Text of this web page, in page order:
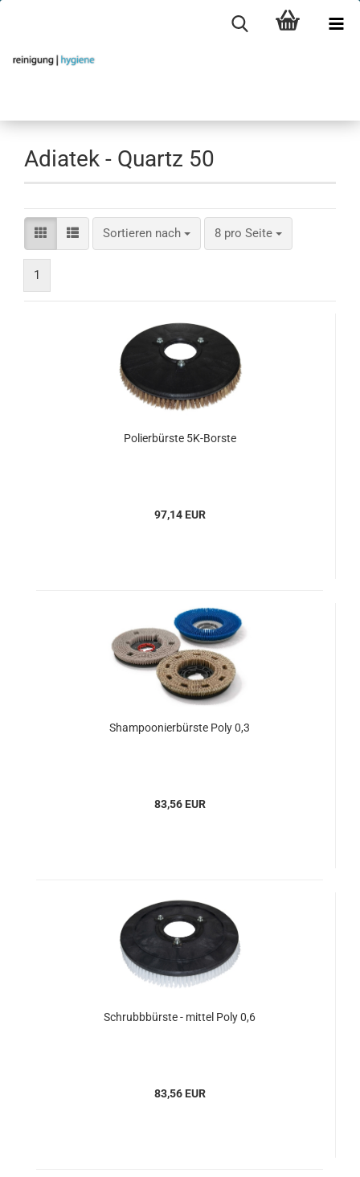
Adiatek - Quartz 50
Sortieren nach
Sortieren nach 8 pro Seite
pro Seite
1
Polierbürste 5K-Borste
97,14 EUR
Shampoonierbürste Poly 0,3
83,56 EUR
Schrubbbürste - mittel Poly 0,6
83,56 EUR